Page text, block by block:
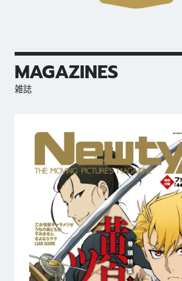
MAGAZINES
雑誌